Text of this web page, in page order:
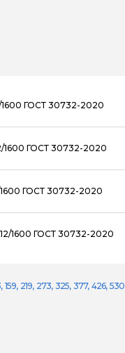
1600 ГОСТ 30732-2020
1600 ГОСТ 30732-2020
ГОСТ 30732-2020
1600 ГОСТ 30732-2020
159 219 273 325 377 426 530